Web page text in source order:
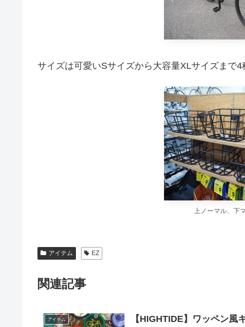
サイズは可愛いSサイズから大容量XLサイズまで
上ノーマル、下
アイテム EZ
関連記事
アイテム 【HIGHTIDE】ワッペン風